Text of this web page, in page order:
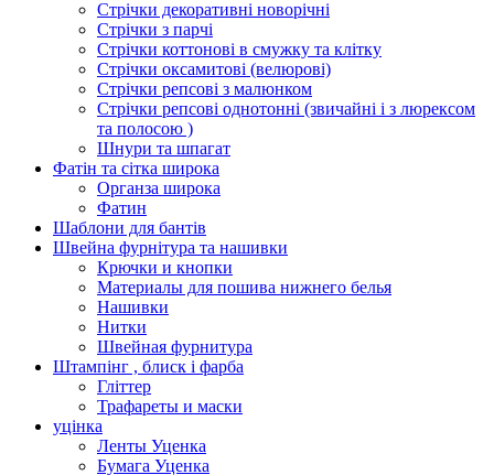
Стрічки декоративні новорічні
Стрічки з парчі
Стрічки коттонові в смужку та клітку
Стрічки оксамитові (велюрові)
Стрічки репсові з малюнком
Стрічки репсові однотонні (звичайні і з люрексом
та полосою )
Шнури та шпагат
Фатін та сітка широка
Органза широка
Фатин
Шаблони для бантів
Швейна фурнітура та нашивки
Крючки и кнопки
Материалы для пошива нижнего белья
Нашивки
Нитки
Швейная фурнитура
Штампінг , блиск і фарба
Гліттер
Трафареты и маски
уцінка
Ленты Уценка
Бумага Уценка